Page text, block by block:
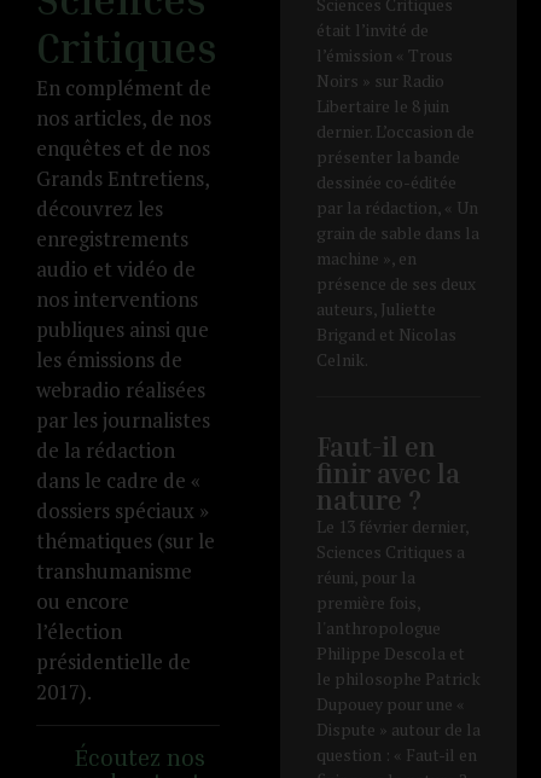
Critiques
En complément de
nos articles, de nos
enquêtes et de nos
Grands Entretiens,
découvrez les
enregistrements
audio et vidéo de
nos interventions
publiques ainsi que
les émissions de
webradio réalisées
par les journalistes
de la rédaction
dans le cadre de «
dossiers spéciaux »
thématiques (sur le
transhumanisme
ou encore
l’élection
présidentielle de
2017).
Écoutez nos
était l’invité de
l’émission « Trous
Noirs » sur Radio
Libertaire le 8 juin
dernier. L’occasion de
présenter la bande
dessinée co-éditée
par la rédaction, « Un
grain de sable dans la
machine », en
présence de ses deux
auteurs, Juliette
Brigand et Nicolas
Celnik.
Faut-il en
finir avec la
nature ?
Le 13 février dernier,
Sciences Critiques a
réuni, pour la
première fois,
l'anthropologue
Philippe Descola et
le philosophe Patrick
Dupouey pour une «
Dispute » autour de la
question : « Faut-il en